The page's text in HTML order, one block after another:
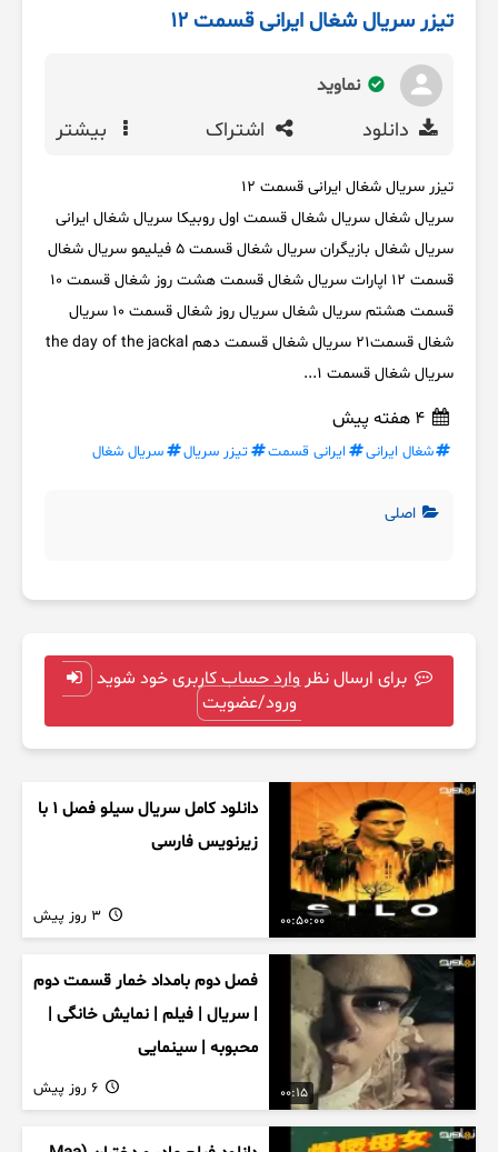
تیزر سریال شغال ایرانی قسمت 12
نماوید
دانلود اشتراک بیشتر
تیزر سریال شغال ایرانی قسمت 12
سریال شغال سریال شغال قسمت اول روبیکا سریال شغال ایرانی
سریال شغال بازیگران سریال شغال قسمت ۵ فیلیمو سریال شغال
قسمت ۱۲ اپارات سریال شغال قسمت هشت روز شغال قسمت ۱۰
قسمت هشتم سریال شغال سریال روز شغال قسمت ۱۰ سریال
شغال قسمت۲۱ سریال شغال قسمت دهم the day of the jackal
سریال شغال قسمت 1...
4 هفته پیش
شغال ایرانی ایرانی قسمت تیزر سریال سریال شغال
اصلی
برای ارسال نظر وارد حساب کاربری خود شوید
ورود/عضویت
00:50:00
دانلود کامل سریال سیلو فصل ۱ با
زیرنویس فارسی
00:15
فصل دوم بامداد خمار قسمت دوم
| سریال | فیلم | نمایش خانگی |
محبوبه | سینمایی